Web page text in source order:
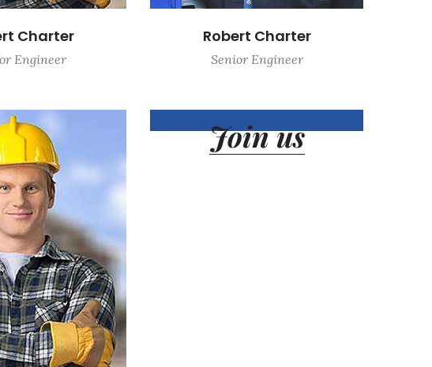
Charter
Engineer
Robert Charter
Senior Engineer
Join us